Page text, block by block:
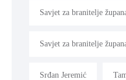
Savjet za branitelje
Savjet za branitelje
Srđan Jeremić